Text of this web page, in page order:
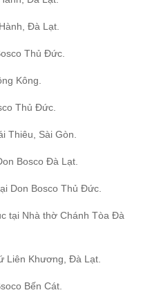
Đà Lạt.
Thủ Đức.
Kông.
Thủ Đức.
Thiêu, Sài Gòn.
Bosco Đà Lạt.
Don Bosco Thủ Đức.
tại Nhà thờ Chánh Tòa Đà
Liên Khương, Đà Lạt.
Bến Cát.